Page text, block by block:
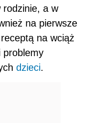
rodzinie, a w
na pierwsze
na wciąż
problemy
dzieci.